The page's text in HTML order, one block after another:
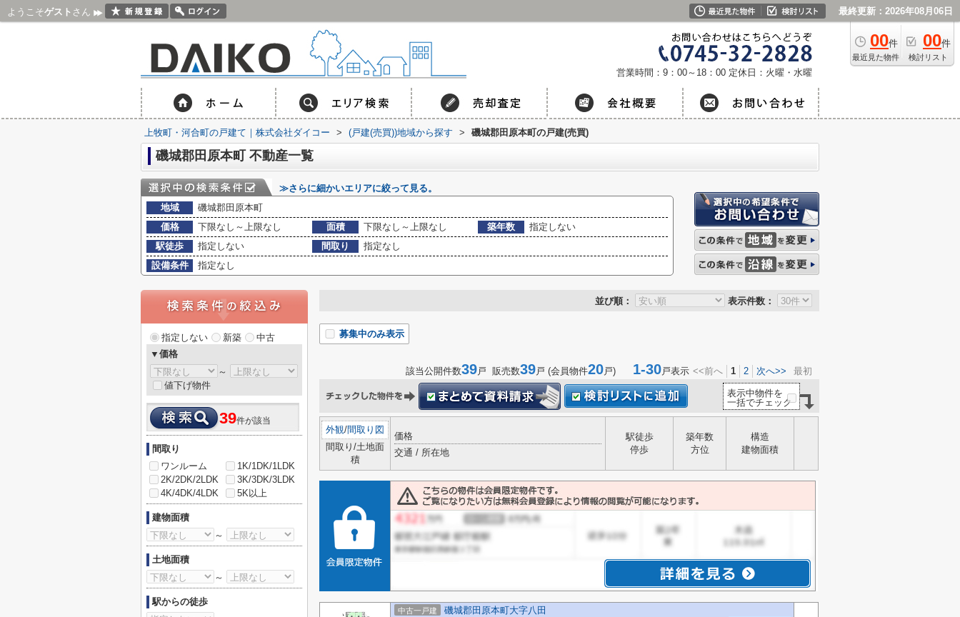
ようこそゲスト さん 最終更新：2026年08月06日
00件
最近見た物件
00件
検討リスト
営業時間：9：00～18：00 定休日：火曜・水曜
上牧町・河合町の戸建て｜株式会社ダイコー > (戸建(売買))地域から探す > 磯城郡田原本町の戸建(売買)
磯城郡田原本町 不動産一覧
≫さらに細かいエリアに絞って見る。
地域
磯城郡田原本町
価格
下限なし～上限なし 面積 下限なし～上限なし 築年数
指定しない
駅徒歩
指定しない 間取り
指定なし
設備条件
指定なし
並び順： 表示件数：
募集中のみ表示
該当公開件数39戸 販売数39戸 (会員物件20戸) 1-30戸表示 <<前へ 1 2 次へ>> 最初
表示中物件を
一括でチェック
外観/間取り図
間取り/土地面
積
価格
交通 / 所在地
駅徒歩
停歩
築年数
方位
構造
建物面積
中古一戸建 磯城郡田原本町大字八田
指定しない 新築
中古
▼価格
～
値下げ物件
39件が該当
間取り
ワンルーム
1K/1DK/1LDK
2K/2DK/2LDK
3K/3DK/3LDK
4K/4DK/4LDK
5K以上
建物面積
～
土地面積
～
駅からの徒歩